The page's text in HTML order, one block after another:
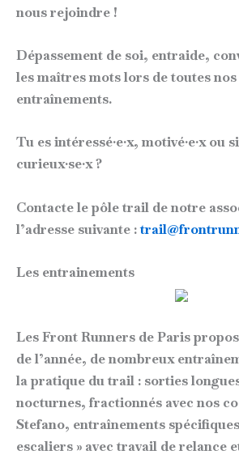
nous rejoindre !
Dépassement de soi, entraide,
les maîtres mots lors de toutes
entraînements.
Tu es intéressé·e·x, motivé·e·x ou
curieux·se·x ?
Contacte le pôle trail de notre
l’adresse suivante :
Les entrainements
Les Front Runners de Paris
de l’année, de nombreux
la pratique du trail : sorties
nocturnes, fractionnés avec nos
Stefano, entraînements
escaliers » avec travail de relance